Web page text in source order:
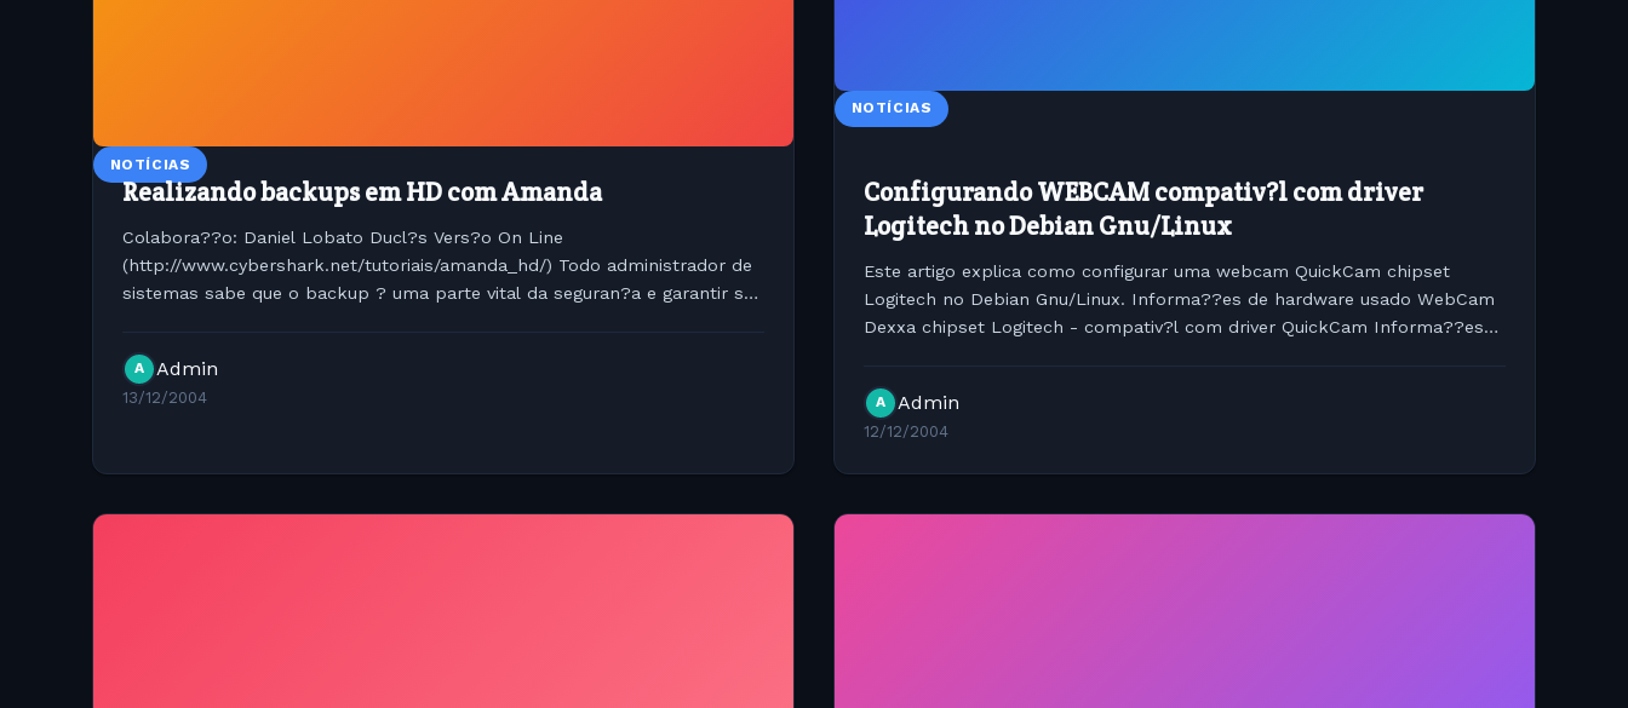
NOTÍCIAS
Realizando backups em HD com Amanda
Colabora??o: Daniel Lobato Ducl?s Vers?o On Line
(http://www.cybershark.net/tutoriais/amanda_hd/) Todo administrador de
sistemas sabe que o backup ? uma parte vital da seguran?a e garantir sua
A Admin
13/12/2004
NOTÍCIAS
Configurando WEBCAM compativ?l com driver
Logitech no Debian Gnu/Linux
Este artigo explica como configurar uma webcam QuickCam chipset
Logitech no Debian Gnu/Linux. Informa??es de hardware usado WebCam
Dexxa chipset Logitech - compativ?l com driver QuickCam Informa??es
A Admin
12/12/2004